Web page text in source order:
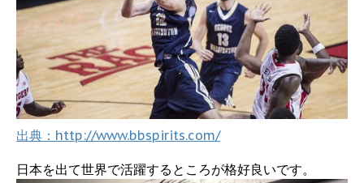
出典：http://www.bbspirits.com/
日本を出て世界で活躍するところが格好良いです。